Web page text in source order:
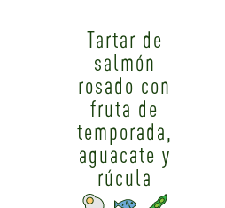
Tartar de
salmón
rosado con
fruta de
temporada,
aguacate y
rúcula